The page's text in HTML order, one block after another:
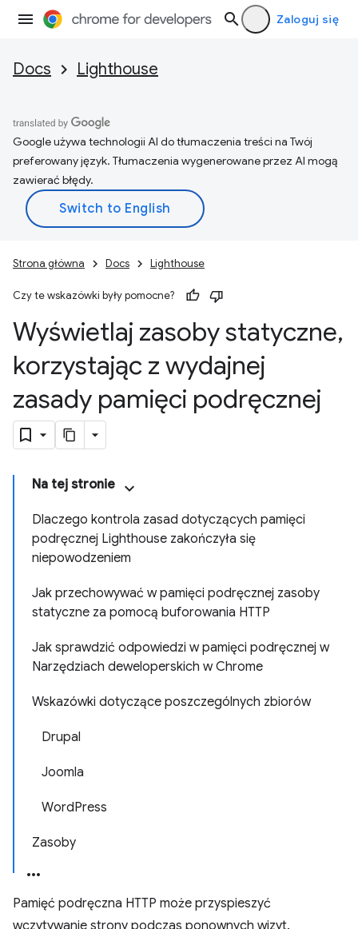
Zaloguj się
Docs Lighthouse
Google używa technologii AI do tłumaczenia treści na Twój
preferowany język. Tłumaczenia wygenerowane przez AI mogą
zawierać błędy.
Strona główna Docs Lighthouse
Czy te wskazówki były pomocne?
Wyświetlaj zasoby statyczne,
korzystając z wydajnej
zasady pamięci podręcznej
Na tej stronie
Dlaczego kontrola zasad dotyczących pamięci
podręcznej Lighthouse zakończyła się
niepowodzeniem
Jak przechowywać w pamięci podręcznej zasoby
statyczne za pomocą buforowania HTTP
Jak sprawdzić odpowiedzi w pamięci podręcznej w
Narzędziach deweloperskich w Chrome
Wskazówki dotyczące poszczególnych zbiorów
Drupal
Joomla
WordPress
Zasoby
Pamięć podręczna HTTP może przyspieszyć
wczytywanie strony podczas ponownych wizyt.